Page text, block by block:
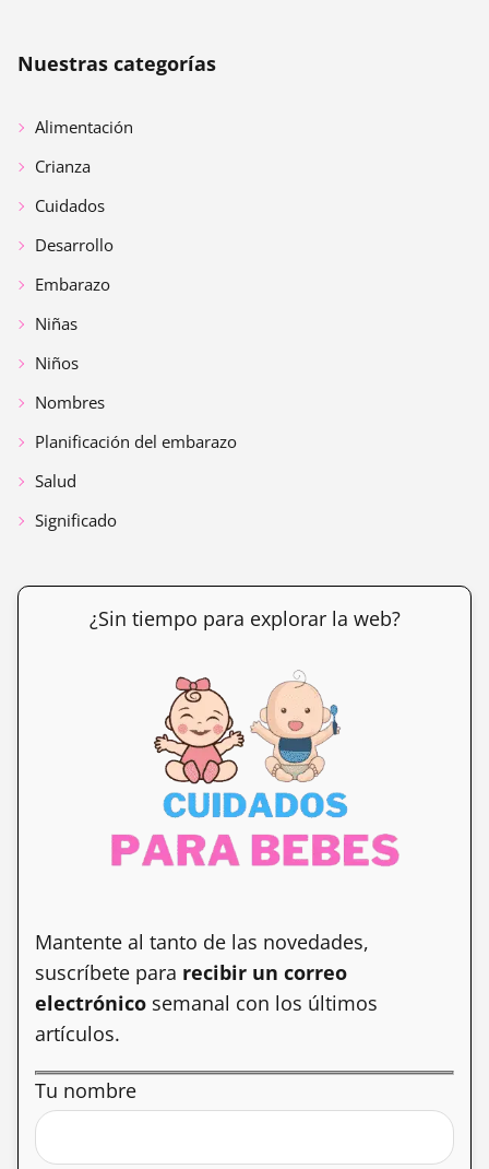
Nuestras categorías
Alimentación
Crianza
Cuidados
Desarrollo
Embarazo
Niñas
Niños
Nombres
Planificación del embarazo
Salud
Significado
¿Sin tiempo para explorar la web?
Mantente al tanto de las novedades,
suscríbete para recibir un correo
electrónico semanal con los últimos
artículos.
Tu nombre